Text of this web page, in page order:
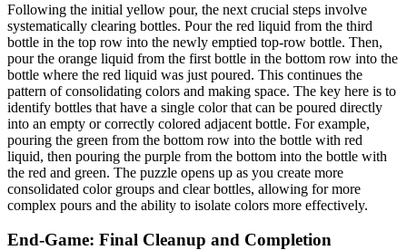
Following the initial yellow pour, the next crucial steps involve
systematically clearing bottles. Pour the red liquid from the third
bottle in the top row into the newly emptied top-row bottle. Then,
pour the orange liquid from the first bottle in the bottom row into the
bottle where the red liquid was just poured. This continues the
pattern of consolidating colors and making space. The key here is to
identify bottles that have a single color that can be poured directly
into an empty or correctly colored adjacent bottle. For example,
pouring the green from the bottom row into the bottle with red
liquid, then pouring the purple from the bottom into the bottle with
the red and green. The puzzle opens up as you create more
consolidated color groups and clear bottles, allowing for more
complex pours and the ability to isolate colors more effectively.
End-Game: Final Cleanup and Completion